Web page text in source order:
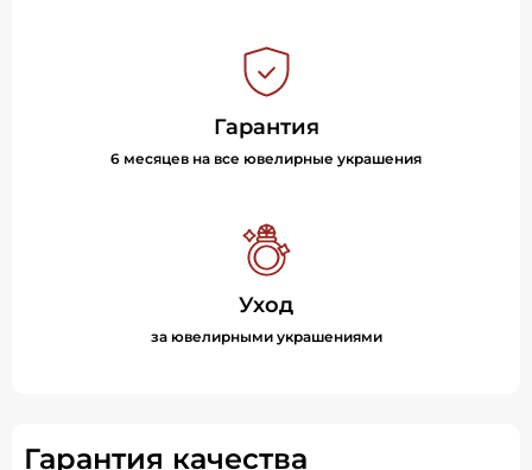
Гарантия
6 месяцев на все ювелирные украшения
Уход
за ювелирными украшениями
Гарантия качества